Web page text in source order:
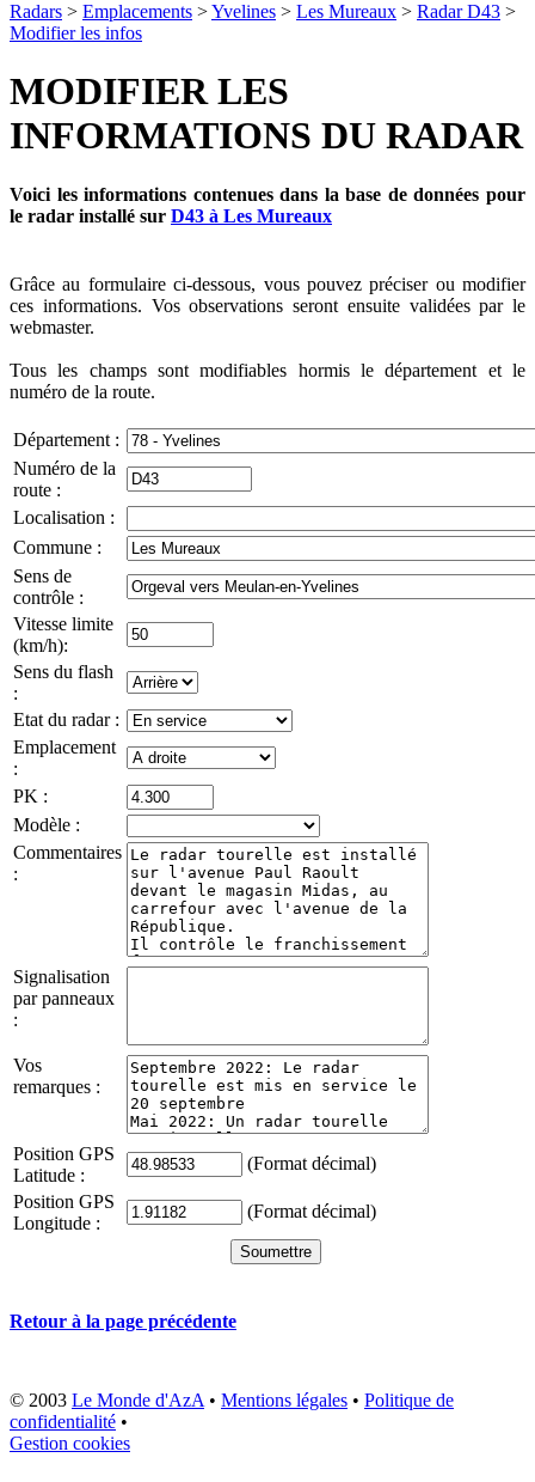
Radars > Emplacements >Yvelines > Les Mureaux > Radar D43 >
Modifier les infos
MODIFIER LES
INFORMATIONS DU RADAR
Voici les informations contenues dans la base de données pour
le radar installé sur D43 à Les Mureaux
Grâce au formulaire ci-dessous, vous pouvez préciser ou modifier
ces informations. Vos observations seront ensuite validées par le
webmaster.
Tous les champs sont modifiables hormis le département et le
numéro de la route.
Département :
Numéro de la
route :
Localisation :
Commune :
Sens de
contrôle :
Vitesse limite
(km/h):
Sens du flash
:
Etat du radar :
Emplacement
:
PK :
Modèle :
Commentaires
:
Signalisation
par panneaux
:
Vos
remarques :
Position GPS
Latitude :
(Format décimal)
Position GPS
Longitude :
(Format décimal)
Retour à la page précédente
© 2003 Le Monde d'AzA • Mentions légales • Politique de
confidentialité •
Gestion cookies